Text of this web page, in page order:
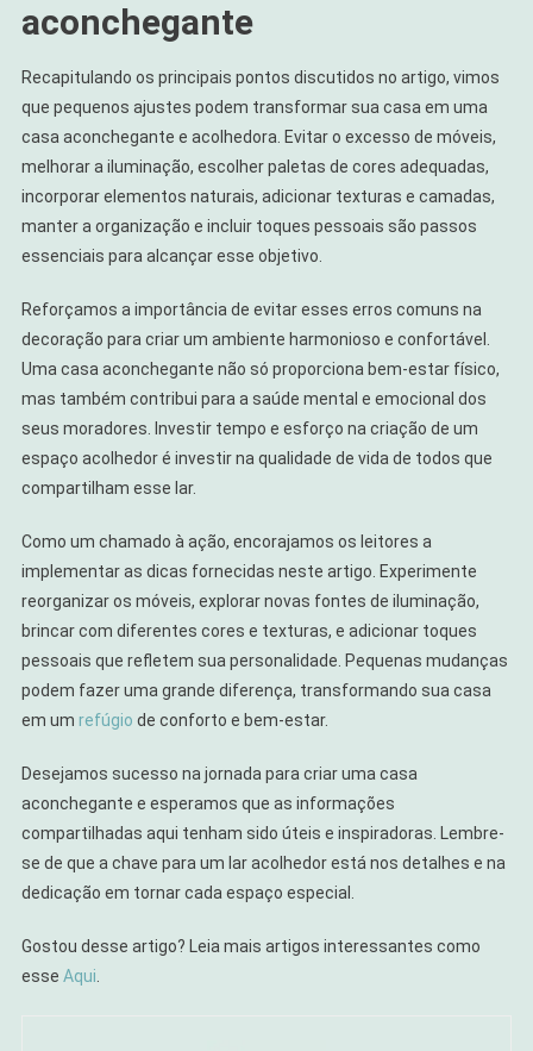
aconchegante
Recapitulando os principais pontos discutidos no artigo, vimos
que pequenos ajustes podem transformar sua casa em uma
casa aconchegante e acolhedora. Evitar o excesso de móveis,
melhorar a iluminação, escolher paletas de cores adequadas,
incorporar elementos naturais, adicionar texturas e camadas,
manter a organização e incluir toques pessoais são passos
essenciais para alcançar esse objetivo.
Reforçamos a importância de evitar esses erros comuns na
decoração para criar um ambiente harmonioso e confortável.
Uma casa aconchegante não só proporciona bem-estar físico,
mas também contribui para a saúde mental e emocional dos
seus moradores. Investir tempo e esforço na criação de um
espaço acolhedor é investir na qualidade de vida de todos que
compartilham esse lar.
Como um chamado à ação, encorajamos os leitores a
implementar as dicas fornecidas neste artigo. Experimente
reorganizar os móveis, explorar novas fontes de iluminação,
brincar com diferentes cores e texturas, e adicionar toques
pessoais que refletem sua personalidade. Pequenas mudanças
podem fazer uma grande diferença, transformando sua casa
em um refúgio de conforto e bem-estar.
Desejamos sucesso na jornada para criar uma casa
aconchegante e esperamos que as informações
compartilhadas aqui tenham sido úteis e inspiradoras. Lembre-
se de que a chave para um lar acolhedor está nos detalhes e na
dedicação em tornar cada espaço especial.
Gostou desse artigo? Leia mais artigos interessantes como
esse Aqui.